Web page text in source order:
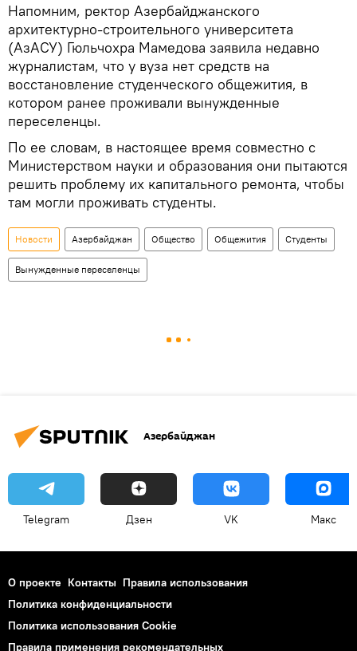
Напомним, ректор Азербайджанского
архитектурно-строительного университета
(АзАСУ) Гюльчохра Мамедова заявила недавно
журналистам, что у вуза нет средств на
восстановление студенческого общежития, в
котором ранее проживали вынужденные
переселенцы.
По ее словам, в настоящее время совместно с
Министерством науки и образования они пытаются
решить проблему их капитального ремонта, чтобы
там могли проживать студенты.
Новости Азербайджан Общество Общежития Студенты
Вынужденные переселенцы
Азербайджан
Telegram Дзен VK Макс
О проекте Контакты Правила использования
Политика конфиденциальности
Политика использования Cookie
Правила применения рекомендательных